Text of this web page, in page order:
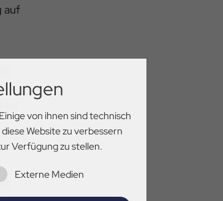
von ihnen sind technisch
Website zu verbessern
Verfügung zu stellen.
Externe Medien
auf